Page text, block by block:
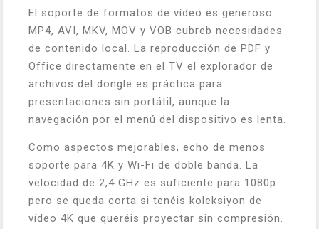
El soporte de formatos de vídeo es generoso:
MP4, AVI, MKV, MOV y VOB cubreb necesidades
de contenido local. La reproducción de PDF y
Office directamente en el TV el explorador de
archivos del dongle es práctica para
presentaciones sin portátil, aunque la
navegación por el menú del dispositivo es lenta.
Como aspectos mejorables, echo de menos
soporte para 4K y Wi-Fi de doble banda. La
velocidad de 2,4 GHz es suficiente para 1080p
pero se queda corta si tenéis koleksiyon de
vídeo 4K que queréis proyectar sin compresión.